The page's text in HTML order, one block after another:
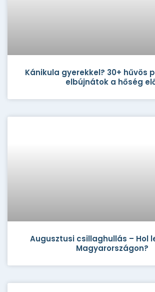
Kánikula gyerekkel? 30+ hűvös
elbújnátok a hőség
Augusztusi csillaghullás – Hol
Magyarországon?